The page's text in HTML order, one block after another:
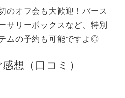
のオフ会も大歓迎！バース
サリーボックスなど、特別
ムの予約も可能ですよ◎
想（口コミ）